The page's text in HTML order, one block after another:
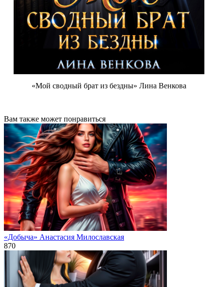
«Мой сводный брат из бездны» Лина Венкова
Вам также может понравиться
«Добыча» Анастасия Милославская
870